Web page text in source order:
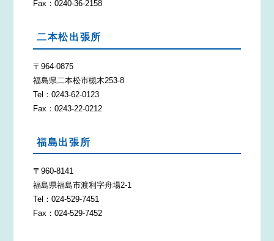
Fax：0240-36-2158
二本松出張所
〒964-0875
福島県二本松市槻木253-8
Tel：0243-62-0123
Fax：0243-22-0212
福島出張所
〒960-8141
福島県福島市渡利字舟場2-1
Tel：024-529-7451
Fax：024-529-7452